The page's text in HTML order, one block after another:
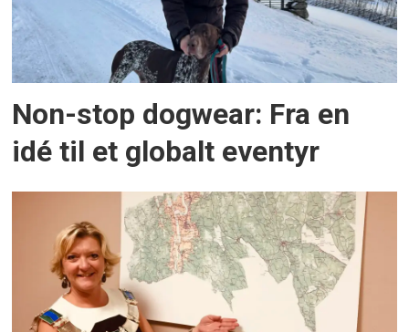
Non-stop dogwear: Fra en
idé til et globalt eventyr